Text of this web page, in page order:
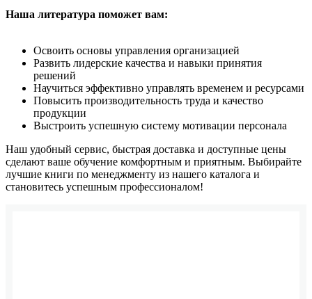
Наша литература поможет вам:
Освоить основы управления организацией
Развить лидерские качества и навыки принятия
решений
Научиться эффективно управлять временем и ресурсами
Повысить производительность труда и качество
продукции
Выстроить успешную систему мотивации персонала
Наш удобный сервис, быстрая доставка и доступные цены
сделают ваше обучение комфортным и приятным. Выбирайте
лучшие книги по менеджменту из нашего каталога и
становитесь успешным профессионалом!